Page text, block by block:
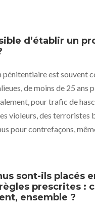
d’établir un
pénitentiaire est souvent
de moins de 25 ans
pour trafic de
violeurs, des terroristes
pour contrefaçons,
sont-ils placés
prescrites :
ensemble ?